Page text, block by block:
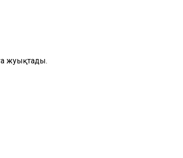
жуықтады.